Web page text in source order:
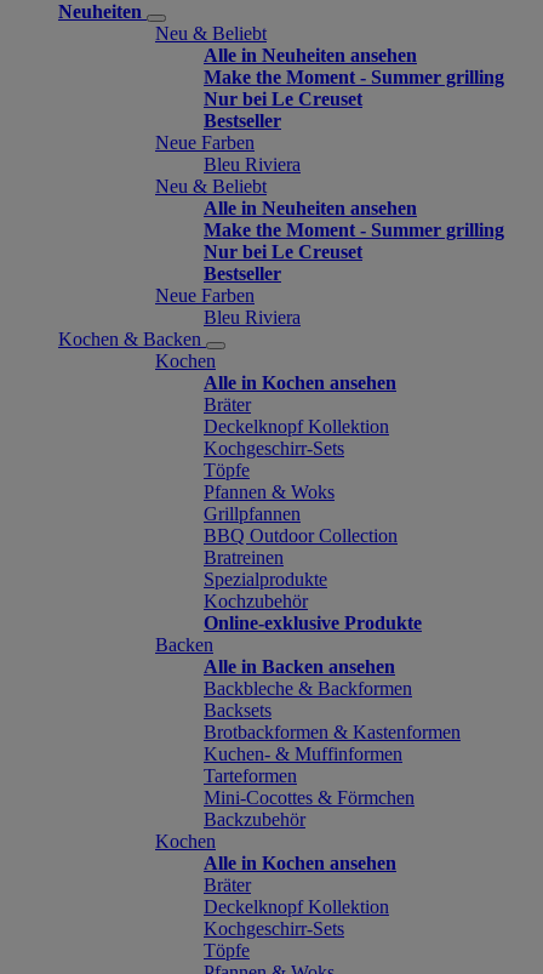
Neuheiten
Neu & Beliebt
Alle in Neuheiten ansehen
Make the Moment - Summer grilling
Nur bei Le Creuset
Bestseller
Neue Farben
Bleu Riviera
Neu & Beliebt
Alle in Neuheiten ansehen
Make the Moment - Summer grilling
Nur bei Le Creuset
Bestseller
Neue Farben
Bleu Riviera
Kochen & Backen
Kochen
Alle in Kochen ansehen
Bräter
Deckelknopf Kollektion
Kochgeschirr-Sets
Töpfe
Pfannen & Woks
Grillpfannen
BBQ Outdoor Collection
Bratreinen
Spezialprodukte
Kochzubehör
Online-exklusive Produkte
Backen
Alle in Backen ansehen
Backbleche & Backformen
Backsets
Brotbackformen & Kastenformen
Kuchen- & Muffinformen
Tarteformen
Mini-Cocottes & Förmchen
Backzubehör
Kochen
Alle in Kochen ansehen
Bräter
Deckelknopf Kollektion
Kochgeschirr-Sets
Töpfe